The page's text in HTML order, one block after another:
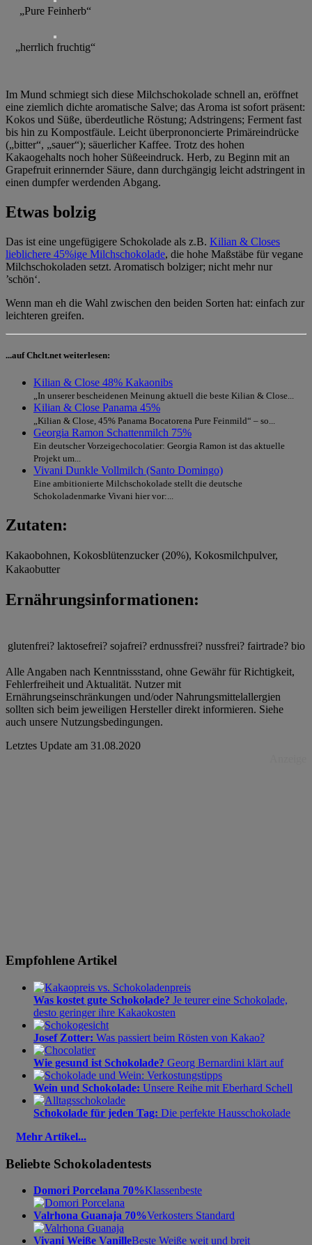
„Pure Feinherb“
„herrlich fruchtig“
Im Mund schmiegt sich diese Milchschokolade schnell an, eröffnet
eine ziemlich dichte aromatische Salve; das Aroma ist sofort präsent:
Kokos und Süße, überdeutliche Röstung; Adstringens; Ferment fast
bis hin zu Kompostfäule. Leicht überprononcierte Primäreindrücke
(„bitter“, „sauer“); säuerlicher Kaffee. Trotz des hohen
Kakaogehalts noch hoher Süßeeindruck. Herb, zu Beginn mit an
Grapefruit erinnernder Säure, dann durchgängig leicht adstringent in
einen dumpfer werdenden Abgang.
Etwas bolzig
Das ist eine ungefügigere Schokolade als z.B. Kilian & Closes
lieblichere 45%ige Milchschokolade, die hohe Maßstäbe für vegane
Milchschokoladen setzt. Aromatisch bolziger; nicht mehr nur
’schön‘.
Wenn man eh die Wahl zwischen den beiden Sorten hat: einfach zur
leichteren greifen.
...auf Chclt.net weiterlesen:
Kilian & Close 48% Kakaonibs
„In unserer bescheidenen Meinung aktuell die beste Kilian & Close...
Kilian & Close Panama 45%
„Kilian & Close, 45% Panama Bocatorena Pure Feinmild“ – so...
Georgia Ramon Schattenmilch 75%
Ein deutscher Vorzeigechocolatier: Georgia Ramon ist das aktuelle
Projekt um...
Vivani Dunkle Vollmilch (Santo Domingo)
Eine ambitionierte Milchschokolade stellt die deutsche
Schokoladenmarke Vivani hier vor:...
Zutaten:
Kakaobohnen, Kokosblütenzucker (20%), Kokosmilchpulver,
Kakaobutter
Ernährungsinformationen:
glutenfrei? laktosefrei? sojafrei? erdnussfrei? nussfrei? fairtrade? bio
Alle Angaben nach Kenntnissstand, ohne Gewähr für Richtigkeit,
Fehlerfreiheit und Aktualität. Nutzer mit
Ernährungseinschränkungen und/oder Nahrungsmittelallergien
sollten sich beim jeweiligen Hersteller direkt informieren. Siehe
auch unsere Nutzungsbedingungen.
Letztes Update am 31.08.2020
Empfohlene Artikel
Was kostet gute Schokolade? Je teurer eine Schokolade,
desto geringer ihre Kakaokosten
Josef Zotter: Was passiert beim Rösten von Kakao?
Wie gesund ist Schokolade? Georg Bernardini klärt auf
Wein und Schokolade: Unsere Reihe mit Eberhard Schell
Schokolade für jeden Tag: Die perfekte Hausschokolade
Mehr Artikel...
Beliebte Schokoladentests
Domori Porcelana 70%Klassenbeste
Valrhona Guanaja 70%Verkosters Standard
Vivani Weiße VanilleBeste Weiße weit und breit